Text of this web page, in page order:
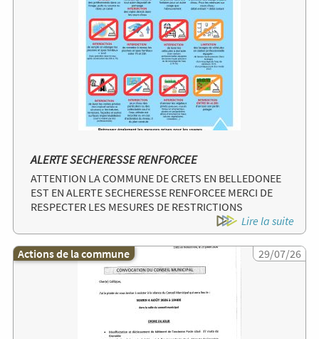
ALERTE SECHERESSE RENFORCEE
ATTENTION LA COMMUNE DE CRETS EN BELLEDONEE
EST EN ALERTE SECHERESSE RENFORCEE MERCI DE
RESPECTER LES MESURES DE RESTRICTIONS
Lire la suite
Actions de la commune 29/07/26